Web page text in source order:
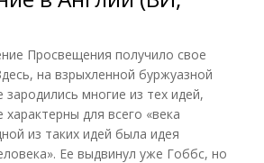
Просвещения получило свое
на взрыхленной буржуазной
многие из тех идей,
для всего «века
из таких идей была идея
Ее выдвинул уже Гоббс, но